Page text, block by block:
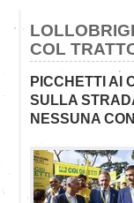
COL
PICCHETTI AI
SULLA
NESSUNA